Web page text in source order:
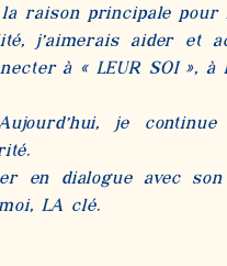
la raison principale
j’aimerais aider et
à « LEUR SOI », à
Aujourd’hui, je
en dialogue avec
LA clé.